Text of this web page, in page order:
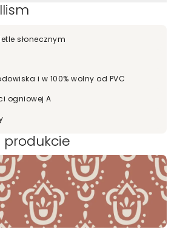
słonecznym
i w 100% wolny od PVC
ogniowej A